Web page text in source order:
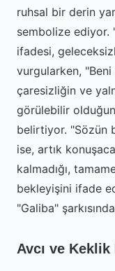
ruhsal bir derin
sembolize ediyor.
ifadesi,
vurgularken,
çaresizliğin ve
görülebilir
belirtiyor. "Sözün
ise, artık
kalmadığı,
bekleyişini ifade
"Galiba"
Avcı ve Keklik